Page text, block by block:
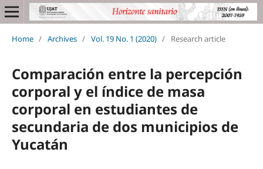
Home / Archives / Vol. 19 No. 1 (2020) / Research article
Comparación entre la percepción
corporal y el índice de masa
corporal en estudiantes de
secundaria de dos municipios de
Yucatán